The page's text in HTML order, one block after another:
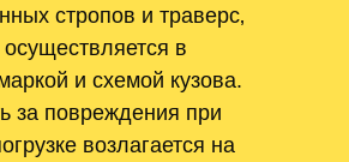
стропов и траверс‚
в
и схемой кузова.
за повреждения при
возлагается на